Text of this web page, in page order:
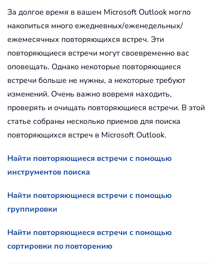
За долгое время в вашем Microsoft Outlook могло
накопиться много ежедневных/еженедельных/
ежемесячных повторяющихся встреч. Эти
повторяющиеся встречи могут своевременно вас
оповещать. Однако некоторые повторяющиеся
встречи больше не нужны, а некоторые требуют
изменений. Очень важно вовремя находить,
проверять и очищать повторяющиеся встречи. В этой
статье собраны несколько приемов для поиска
повторяющихся встреч в Microsoft Outlook.
Найти повторяющиеся встречи с помощью
инструментов поиска
Найти повторяющиеся встречи с помощью
группировки
Найти повторяющиеся встречи с помощью
сортировки по повторению